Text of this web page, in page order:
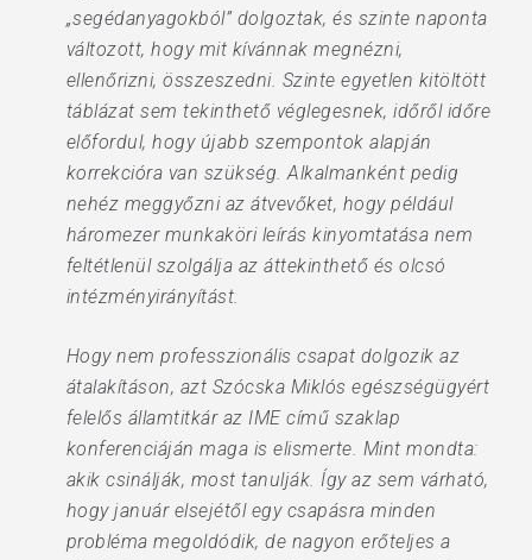
„segédanyagokból” dolgoztak, és szinte naponta
változott, hogy mit kívánnak megnézni,
ellenőrizni, összeszedni. Szinte egyetlen kitöltött
táblázat sem tekinthető véglegesnek, időről időre
előfordul, hogy újabb szempontok alapján
korrekcióra van szükség. Alkalmanként pedig
nehéz meggyőzni az átvevőket, hogy például
háromezer munkaköri leírás kinyomtatása nem
feltétlenül szolgálja az áttekinthető és olcsó
intézményirányítást.
Hogy nem professzionális csapat dolgozik az
átalakításon, azt Szócska Miklós egészségügyért
felelős államtitkár az IME című szaklap
konferenciáján maga is elismerte. Mint mondta:
akik csinálják, most tanulják. Így az sem várható,
hogy január elsejétől egy csapásra minden
probléma megoldódik, de nagyon erőteljes a